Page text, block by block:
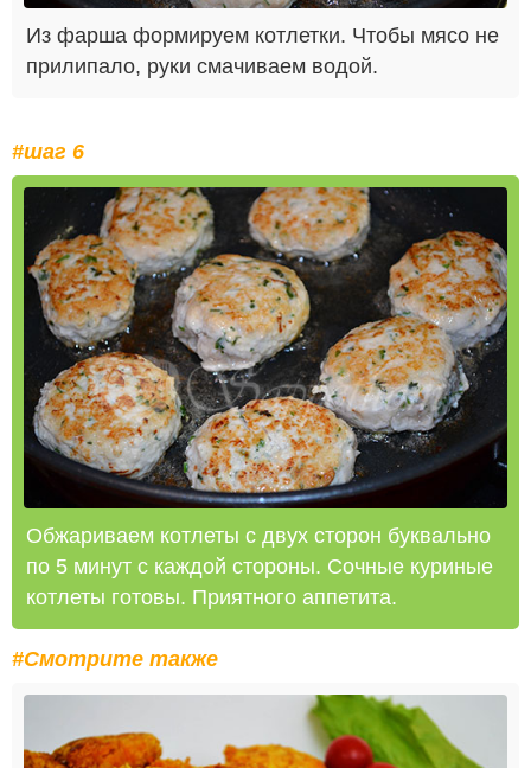
Из фарша формируем котлетки. Чтобы мясо не
прилипало, руки смачиваем водой.
#шаг 6
Обжариваем котлеты с двух сторон буквально
по 5 минут с каждой стороны. Сочные куриные
котлеты готовы. Приятного аппетита.
#Смотрите также